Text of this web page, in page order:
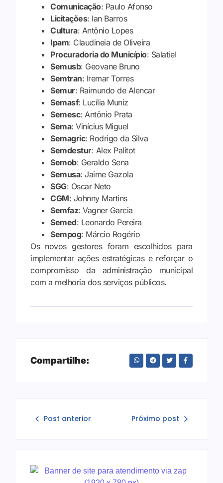
Comunicação: Paulo Afonso
Licitações: Ian Barros
Cultura: Antônio Lopes
Ipam: Claudineia de Oliveira
Procuradoria do Município: Salatiel
Semusb: Geovane Bruno
Semtran: Iremar Torres
Semur: Raimundo de Alencar
Semasf: Lucília Muniz
Semesc: Antônio Prata
Sema: Vinícius Miguel
Semagric: Rodrigo da Silva
Semdestur: Alex Palitot
Semob: Geraldo Sena
Semusa: Jaime Gazola
SGG: Oscar Neto
CGM: Johnny Martins
Semfaz: Vagner Garcia
Semed: Leonardo Pereira
Sempog: Márcio Rogério
Os novos gestores foram escolhidos para
implementar ações estratégicas e reforçar o
compromisso da administração municipal
com a melhoria dos serviços públicos.
Compartilhe:
Post anterior Próximo post